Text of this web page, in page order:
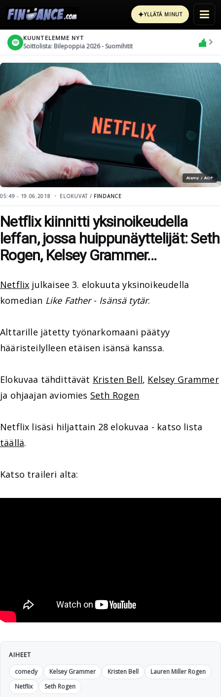
✦YLLÄTÄ MINUT
KUUNTELEMME NYT
Soittolista: Bilepoppia 2026 - Suomihitit
Alamy / AOP
05:49 - 19.06.2018 ELOKUVAT / FINDANCE
Netflix kiinnitti yksinoikeudella
leffan, jossa huippunäyttelijät: Seth
Rogen, Kelsey Grammer...
Netflix julkaisee 3. elokuuta yksinoikeudella
komedian Like Father- Isänsä tytär.
Alttarille jätetty työnarkomaani päätyy
hääristeilylleen etäisen isänsä kanssa.
Elokuvaa tähdittävät Kristen Bell, Kelsey Grammer
ja ohjaajan aviomies Seth Rogen
Netflix lisäsi hiljattain 28 elokuvaa - katso lista
täällä.
Katso traileri alta:
AIHEET
comedy
Kelsey Grammer Kristen Bell
Lauren Miller Rogen
Netflix
Seth Rogen